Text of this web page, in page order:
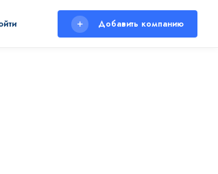
Добавить компанию